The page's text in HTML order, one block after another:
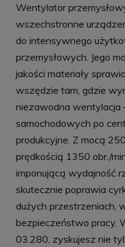
Wentylator
wszechstronne
do intensywnego
przemysłowych. Jego
jakości materiały
wszędzie tam, gdzie
niezawodna
samochodowych po
produkcyjne. Z mocą
prędkością 1350 obr./
imponującą wydajność
skutecznie poprawia
dużych przestrzeniach,
bezpieczeństwo pracy.
03.280, zyskujesz nie